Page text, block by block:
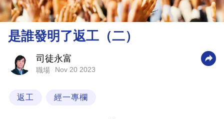
市
理
商
業
是誰發明了返工（二）
司徒永富
職場 Nov 20 2023
返工 經一專欄